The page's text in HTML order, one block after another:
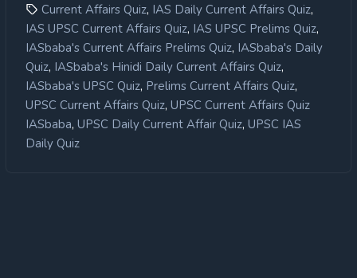
Current Affairs Quiz, IAS Daily Current Affairs Quiz,
IAS UPSC Current Affairs Quiz, IAS UPSC Prelims Quiz,
IASbaba's Current Affairs Prelims Quiz, IASbaba's Daily
Quiz, IASbaba's Hinidi Daily Current Affairs Quiz,
IASbaba's UPSC Quiz, Prelims Current Affairs Quiz,
UPSC Current Affairs Quiz, UPSC Current Affairs Quiz
IASbaba, UPSC Daily Current Affair Quiz, UPSC IAS
Daily Quiz